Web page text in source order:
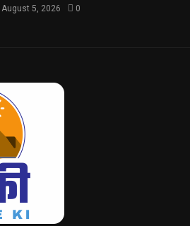
August 5, 2026 0